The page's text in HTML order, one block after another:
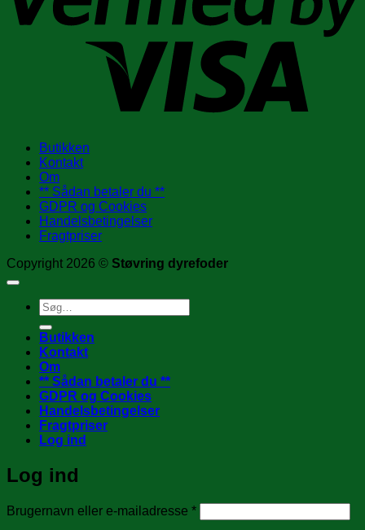
Butikken
Kontakt
Om
** Sådan betaler du **
GDPR og Cookies
Handelsbetingelser
Fragtpriser
Copyright 2026 © Støvring dyrefoder
Søg
efter:
Butikken
Kontakt
Om
** Sådan betaler du **
GDPR og Cookies
Handelsbetingelser
Fragtpriser
Log ind
Log ind
Brugernavn eller e-mailadresse *Påkrævet